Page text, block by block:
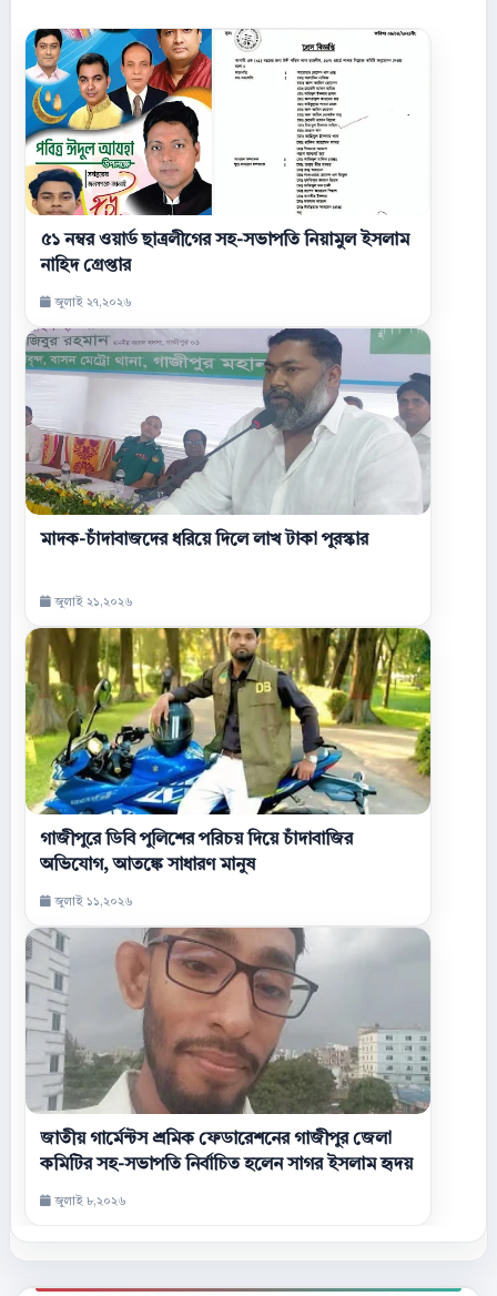
৫১ নম্বর ওয়ার্ড ছাত্রলীগের সহ-সভাপতি নিয়ামুল ইসলাম
নাহিদ গ্রেপ্তার
জুলাই ২৭,২০২৬
মাদক-চাঁদাবাজদের ধরিয়ে দিলে লাখ টাকা পুরস্কার
জুলাই ২১,২০২৬
গাজীপুরে ডিবি পুলিশের পরিচয় দিয়ে চাঁদাবাজির
অভিযোগ, আতঙ্কে সাধারণ মানুষ
জুলাই ১১,২০২৬
জাতীয় গার্মেন্টস শ্রমিক ফেডারেশনের গাজীপুর জেলা
কমিটির সহ-সভাপতি নির্বাচিত হলেন সাগর ইসলাম হৃদয়
জুলাই ৮,২০২৬